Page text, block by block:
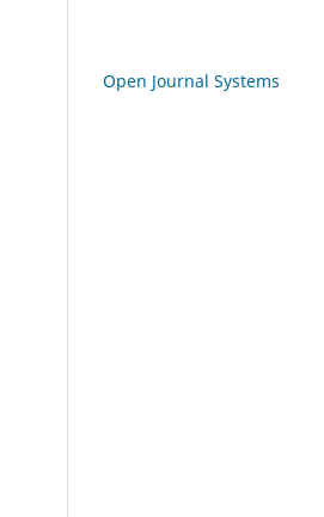
Open Journal Systems